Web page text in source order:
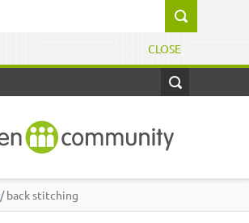
CLOSE
/ back stitching